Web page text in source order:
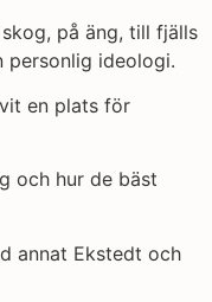
på äng, till fjälls
personlig ideologi.
en plats för
och hur de bäst
annat Ekstedt och